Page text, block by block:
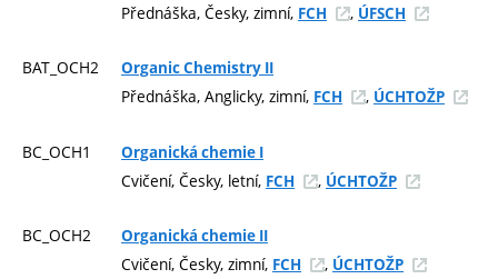
Přednáška, Česky, zimní, FCH , ÚFSCH
BAT_OCH2 Organic Chemistry II
Přednáška, Anglicky, zimní, FCH , ÚCHTOŽP
BC_OCH1 Organická chemie I
Cvičení, Česky, letní, FCH , ÚCHTOŽP
BC_OCH2 Organická chemie II
Cvičení, Česky, zimní, FCH , ÚCHTOŽP